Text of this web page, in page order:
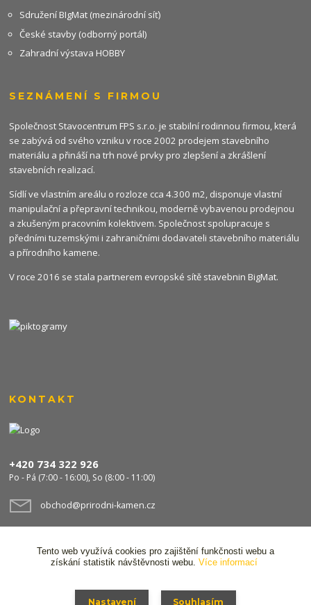
Sdružení BIgMat (mezinárodní síť)
České stavby (odborný portál)
Zahradní výstava HOBBY
SEZNÁMENÍ S FIRMOU
Společnost Stavocentrum FPS s.r.o. je stabilní rodinnou firmou, která
se zabývá od svého vzniku v roce 2002 prodejem stavebního
materiálu a přináší na trh nové prvky pro zlepšení a zkrášlení
stavebních realizací.
Sídlí ve vlastním areálu o rozloze cca 4.300 m2, disponuje vlastní
manipulační a přepravní technikou, moderně vybavenou prodejnou
a zkušeným pracovním kolektivem. Společnost spolupracuje s
předními tuzemskými i zahraničními dodavateli stavebního materiálu
a přírodního kamene.
V roce 2016 se stala partnerem evropské sítě stavebnin BigMat.
KONTAKT
+420 734 322 926
Po - Pá (7:00 - 16:00), So (8:00 - 11:00)
obchod@prirodni-kamen.cz
Tento web využívá cookies pro zajištění funkčnosti webu a
získání statistik návštěvnosti webu. Více informací
Nastavení Souhlasím